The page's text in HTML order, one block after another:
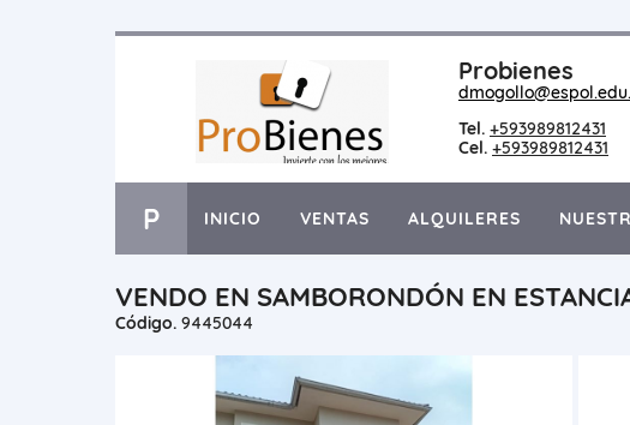
Probienes
Tel. +593989812431
Cel. +593989812431
P INICIO VENTAS ALQUILERES
VENDO EN SAMBORONDÓN EN
Código. 9445044